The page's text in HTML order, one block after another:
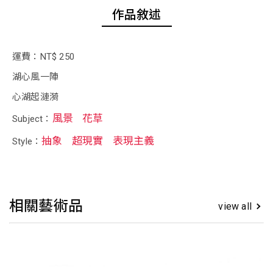
作品敘述
運費：NT$ 250
湖心風一陣
心湖起漣漪
Subject： 風景 花草
Style：抽象 超現實 表現主義
相關藝術品 view all